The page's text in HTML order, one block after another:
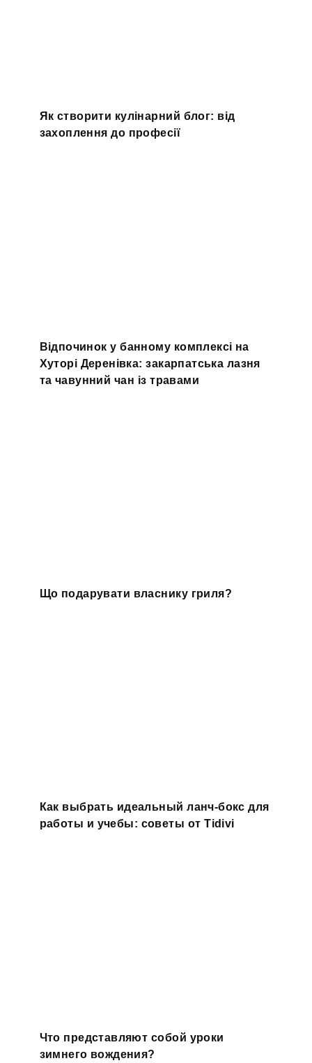
Як створити кулінарний блог: від
захоплення до професії
Відпочинок у банному комплексі на
Хуторі Деренівка: закарпатська лазня
та чавунний чан із травами
Що подарувати власнику гриля?
Как выбрать идеальный ланч-бокс для
работы и учебы: советы от Tidivi
Что представляют собой уроки
зимнего вождения?